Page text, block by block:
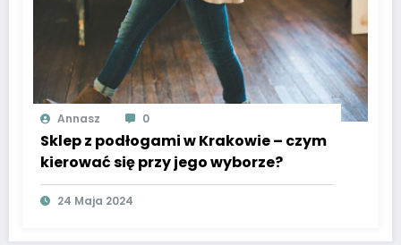
Annasz 0
Sklep z podłogami w Krakowie – czym
kierować się przy jego wyborze?
24 Maja 2024